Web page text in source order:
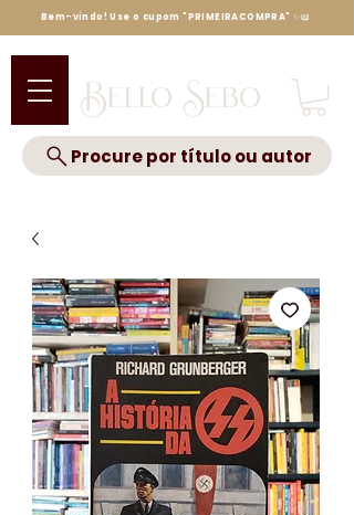
Bello Sebo
Procure por título ou autor
Bem-vindo! Use o cupom "PRIMEIRACOMPRA" ✨📖